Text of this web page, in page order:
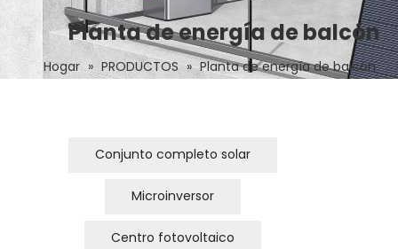
Planta de energía de balcón
Hogar » PRODUCTOS » Planta de energía de balcón
Conjunto completo solar
Microinversor
Centro fotovoltaico